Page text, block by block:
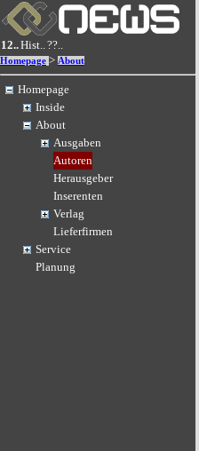
12..Hist..??..
Homepage > About
Homepage
Inside
About
Ausgaben
Autoren
Herausgeber
Inserenten
Verlag
Lieferfirmen
Service
Planung